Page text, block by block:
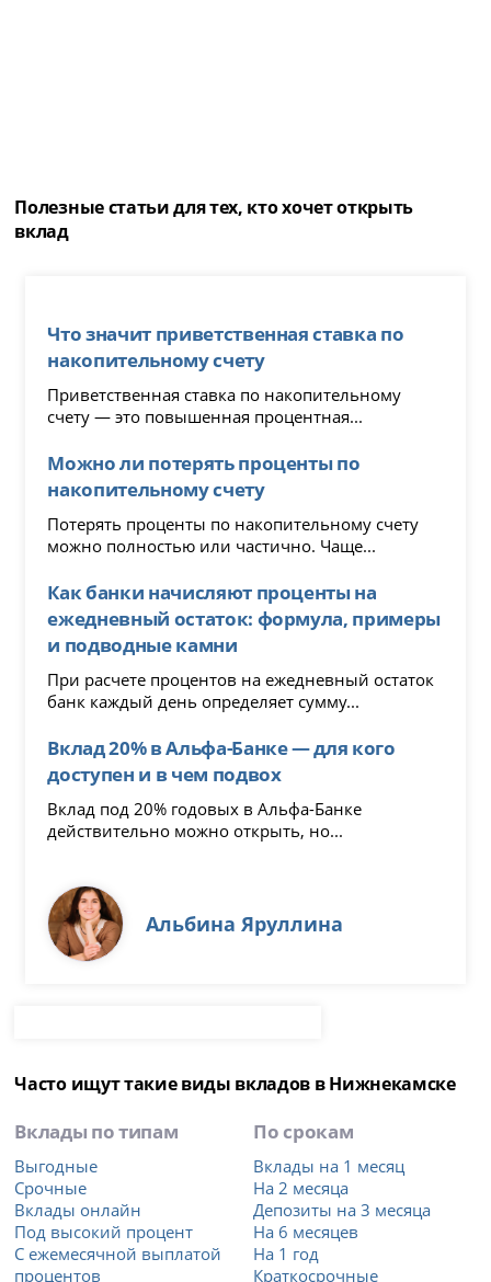
Полезные статьи для тех, кто хочет открыть
вклад
Что значит приветственная ставка по
накопительному счету
Приветственная ставка по накопительному
счету — это повышенная процентная...
Можно ли потерять проценты по
накопительному счету
Потерять проценты по накопительному счету
можно полностью или частично. Чаще...
Как банки начисляют проценты на
ежедневный остаток: формула, примеры
и подводные камни
При расчете процентов на ежедневный остаток
банк каждый день определяет сумму...
Вклад 20% в Альфа-Банке — для кого
доступен и в чем подвох
Вклад под 20% годовых в Альфа-Банке
действительно можно открыть, но...
Альбина Яруллина
Часто ищут такие виды вкладов в Нижнекамске
Вклады по типам
Выгодные
Срочные
Вклады онлайн
Под высокий процент
С ежемесячной выплатой
процентов
По срокам
Вклады на 1 месяц
На 2 месяца
Депозиты на 3 месяца
На 6 месяцев
На 1 год
Краткосрочные